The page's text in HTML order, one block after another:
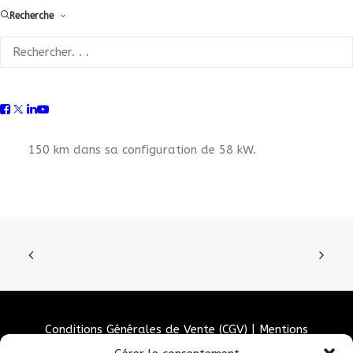
Recherche
électrique de 90 kW, soit l’équivalent d’une
capacité sont disponibles : de 38 kW à 58 kW.
150 km dans sa configuration de 58 kW.
Conditions Générales de Vente (CGV)
Mentions
Politique de confidentialité